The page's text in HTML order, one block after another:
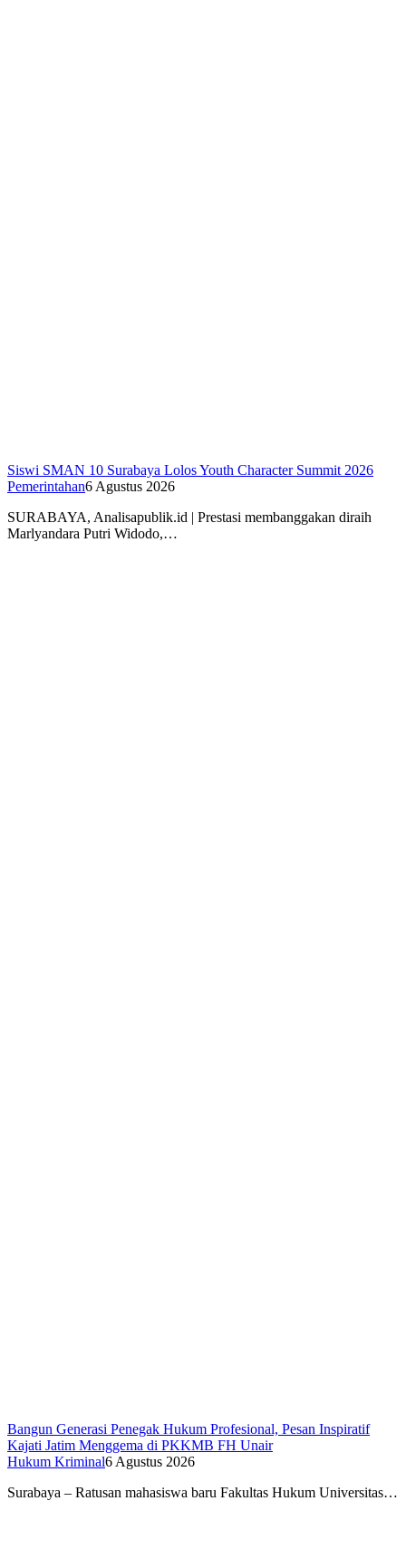
Siswi SMAN 10 Surabaya Lolos Youth Character Summit 2026
Pemerintahan6 Agustus 2026
SURABAYA, Analisapublik.id | Prestasi membanggakan diraih
Marlyandara Putri Widodo,…
Bangun Generasi Penegak Hukum Profesional, Pesan Inspiratif
Kajati Jatim Menggema di PKKMB FH Unair
Hukum Kriminal6 Agustus 2026
Surabaya – Ratusan mahasiswa baru Fakultas Hukum Universitas…